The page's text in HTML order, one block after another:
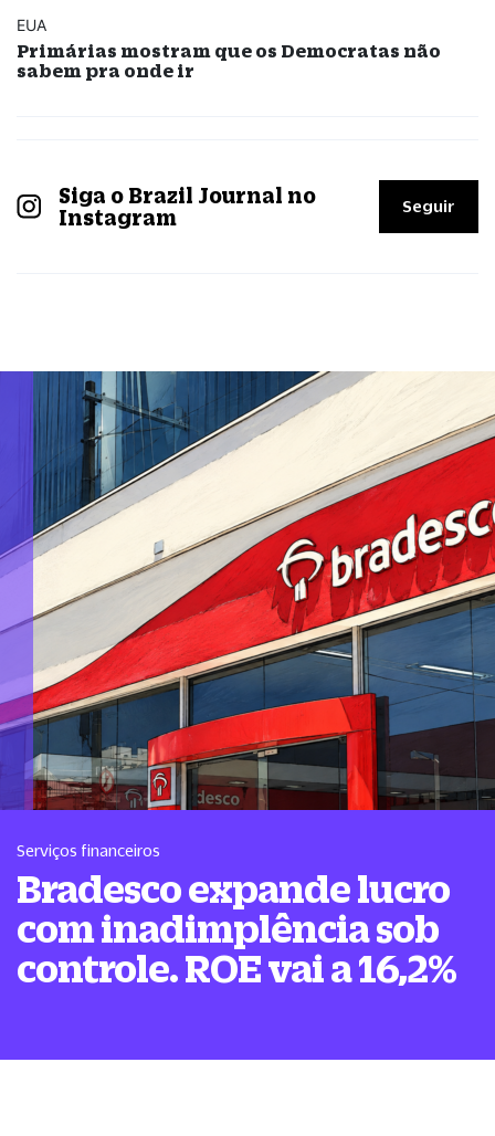
EUA
Primárias mostram que os Democratas não
sabem pra onde ir
Siga o Brazil Journal no
Instagram
Seguir
Serviços financeiros
Bradesco expande lucro
com inadimplência sob
controle. ROE vai a 16,2%